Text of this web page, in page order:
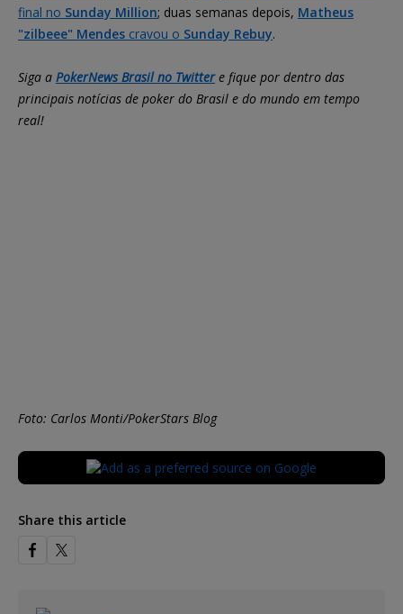
final no Sunday Million; duas semanas depois, Matheus
"zilbeee" Mendes cravou o Sunday Rebuy.
Siga a PokerNews Brasil no Twittere fique por dentro das
principais notícias de poker do Brasil e do mundo em tempo
real!
Foto: Carlos Monti/PokerStars Blog
Share this article